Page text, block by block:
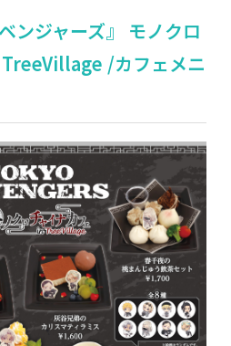
ンジャーズ』 モノクロ
/カフェメニ